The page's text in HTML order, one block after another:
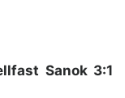
Sanok 3:1